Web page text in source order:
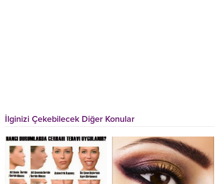
İlginizi Çekebilecek Diğer Konular